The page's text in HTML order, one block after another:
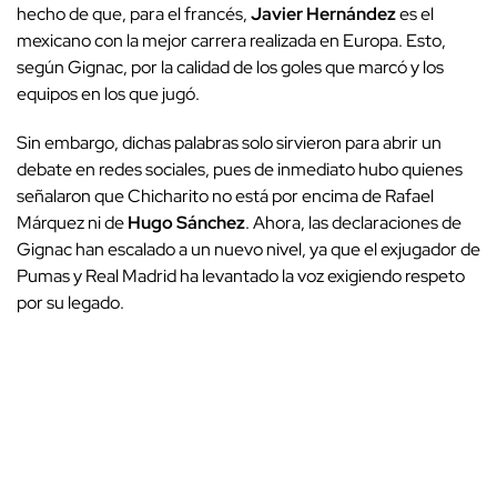
hecho de que, para el francés,Javier Hernándezes el
mexicano con la mejor carrera realizada en Europa. Esto,
según Gignac, por la calidad de los goles que marcó y los
equipos en los que jugó.
Sin embargo, dichas palabras solo sirvieron para abrir un
debate en redes sociales, pues de inmediato hubo quienes
señalaron que Chicharito no está por encima de Rafael
Márquez ni deHugo Sánchez. Ahora, las declaraciones de
Gignac han escalado a un nuevo nivel, ya que el exjugador de
Pumas y Real Madrid ha levantado la voz exigiendo respeto
por su legado.